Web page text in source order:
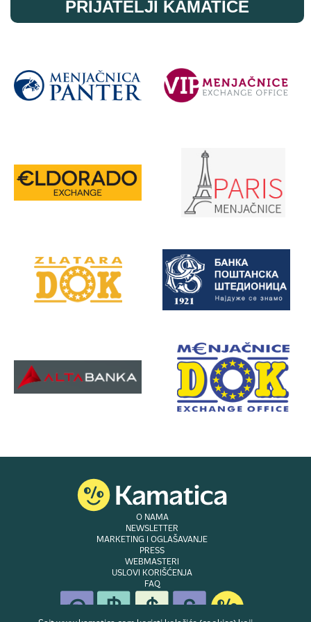
PRIJATELJI KAMATICE
O NAMA
NEWSLETTER
MARKETING I OGLAŠAVANJE
PRESS
WEBMASTERI
USLOVI KORIŠĆENJA
FAQ